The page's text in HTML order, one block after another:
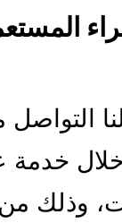
التواصل
خدمة
وذلك